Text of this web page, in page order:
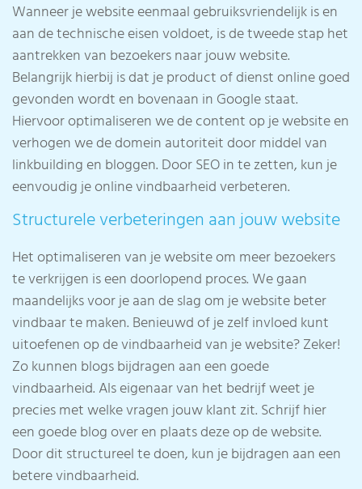
Wanneer je website eenmaal gebruiksvriendelijk is en
aan de technische eisen voldoet, is de tweede stap het
aantrekken van bezoekers naar jouw website.
Belangrijk hierbij is dat je product of dienst online goed
gevonden wordt en bovenaan in Google staat.
Hiervoor optimaliseren we de content op je website en
verhogen we de domein autoriteit door middel van
linkbuilding en bloggen. Door SEO in te zetten, kun je
eenvoudig je online vindbaarheid verbeteren.
Structurele verbeteringen aan jouw website
Het optimaliseren van je website om meer bezoekers
te verkrijgen is een doorlopend proces. We gaan
maandelijks voor je aan de slag om je website beter
vindbaar te maken. Benieuwd of je zelf invloed kunt
uitoefenen op de vindbaarheid van je website? Zeker!
Zo kunnen blogs bijdragen aan een goede
vindbaarheid. Als eigenaar van het bedrijf weet je
precies met welke vragen jouw klant zit. Schrijf hier
een goede blog over en plaats deze op de website.
Door dit structureel te doen, kun je bijdragen aan een
betere vindbaarheid.